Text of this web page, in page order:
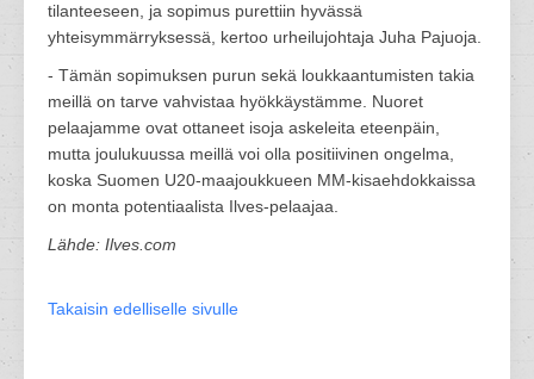
tilanteeseen, ja sopimus purettiin hyvässä
yhteisymmärryksessä, kertoo urheilujohtaja Juha Pajuoja.
- Tämän sopimuksen purun sekä loukkaantumisten takia
meillä on tarve vahvistaa hyökkäystämme. Nuoret
pelaajamme ovat ottaneet isoja askeleita eteenpäin,
mutta joulukuussa meillä voi olla positiivinen ongelma,
koska Suomen U20-maajoukkueen MM-kisaehdokkaissa
on monta potentiaalista Ilves-pelaajaa.
Lähde: Ilves.com
Takaisin edelliselle sivulle